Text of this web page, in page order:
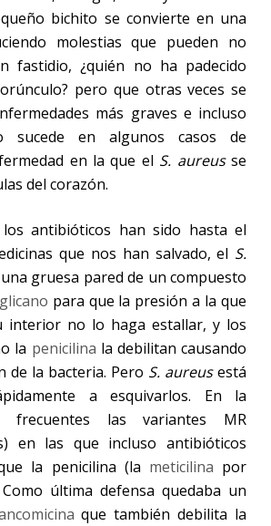
bichito se convierte en una
molestias que pueden no
fastidio, ¿quién no ha padecido
pero que otras veces se
más graves e incluso
sucede en algunos casos de
en la que el S. aureusse
del corazón.
los antibióticos han sido hasta el
que nos han salvado, el S.
gruesa pared de un compuesto
para que la presión a la que
interior no lo haga estallar, y los
la penicilina la debilitan causando
de la bacteria. Pero S. aureusestá
a esquivarlos. En la
frecuentes las variantes MR
en las que incluso antibióticos
la penicilina (la meticilina por
última defensa quedaba un
que también debilita la